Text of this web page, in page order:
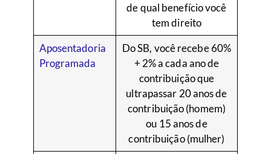
de qual benefício você
tem direito
Aposentadoria
Programada
Do SB, você recebe 60%
+ 2% a cada ano de
contribuição que
ultrapassar 20 anos de
contribuição (homem)
ou 15 anos de
contribuição (mulher)